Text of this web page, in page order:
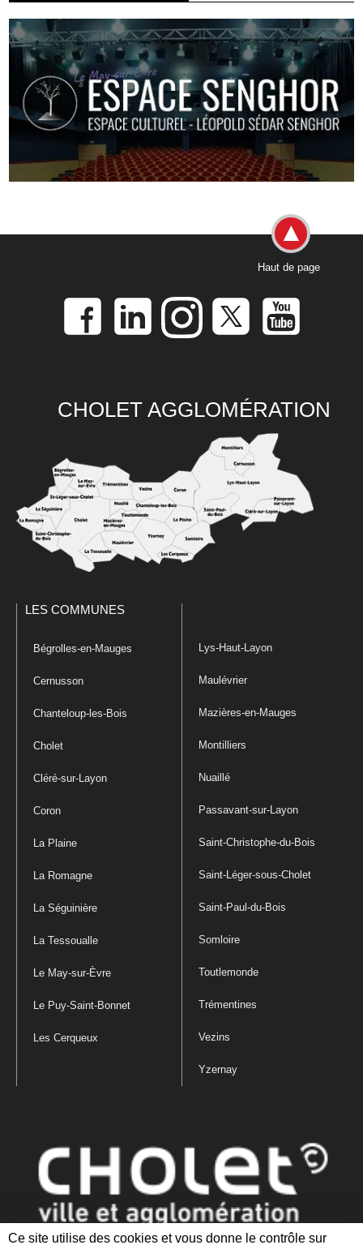
Ce site utilise des cookies et vous donne le contrôle sur
Haut de page
CHOLET AGGLOMÉRATION
LES COMMUNES
Bégrolles-en-Mauges
Cernusson
Chanteloup-les-Bois
Cholet
Cléré-sur-Layon
Coron
La Plaine
La Romagne
La Séguinière
La Tessoualle
Le May-sur-Èvre
Le Puy-Saint-Bonnet
Les Cerqueux
Lys-Haut-Layon
Maulévrier
Mazières-en-Mauges
Montilliers
Nuaillé
Passavant-sur-Layon
Saint-Christophe-du-Bois
Saint-Léger-sous-Cholet
Saint-Paul-du-Bois
Somloire
Toutlemonde
Trémentines
Vezins
Yzernay